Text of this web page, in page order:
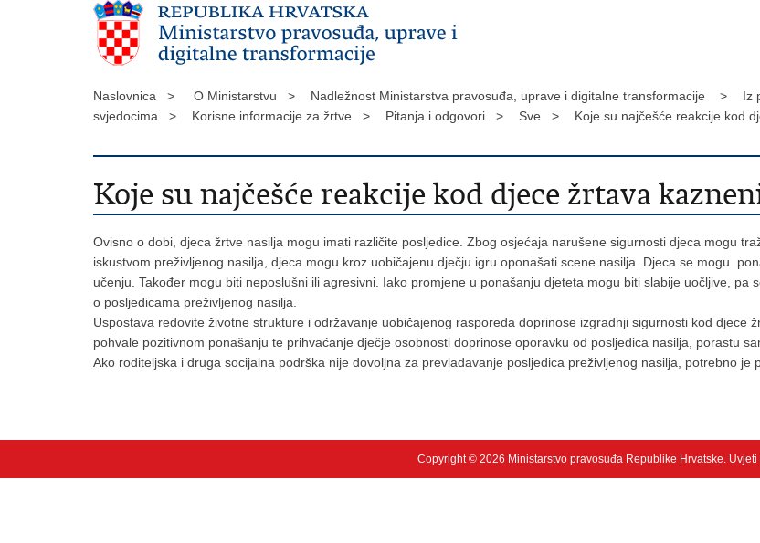
Naslovnica > O Ministarstvu > Nadležnost Ministarstva pravosuđa, uprave i digitalne transformacije > Iz
svjedocima >
Korisne informacije za žrtve > Pitanja i odgovori > Sve > Koje su najčešće reakcije kod
Koje su najčešće reakcije kod djece žrtava
Ovisno o dobi, djeca žrtve nasilja mogu imati različite posljedice. Zbog osjećaja narušene sigurnosti djeca mogu
iskustvom preživljenog nasilja, djeca mogu kroz uobičajenu dječju igru oponašati scene nasilja. Djeca se mogu
učenju. Također mogu biti neposlušni ili agresivni. Iako promjene u ponašanju djeteta mogu biti slabije uočljive,
o posljedicama preživljenog nasilja.
Uspostava redovite životne strukture i održavanje uobičajenog rasporeda doprinose izgradnji sigurnosti kod djece
pohvale pozitivnom ponašanju te prihvaćanje dječje osobnosti doprinose oporavku od posljedica nasilja, porastu
Ako roditeljska i druga socijalna podrška nije dovoljna za prevladavanje posljedica preživljenog nasilja, potrebno je
Copyright © 2026 Ministarstvo pravosuđa Republike Hrvatske. Uvjeti